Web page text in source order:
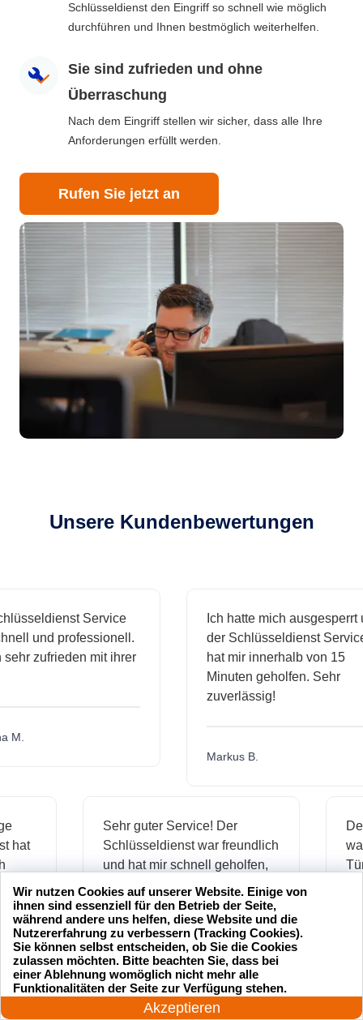
Schlüsseldienst den Eingriff so schnell wie möglich
durchführen und Ihnen bestmöglich weiterhelfen.
Sie sind zufrieden und ohne
Überraschung
Nach dem Eingriff stellen wir sicher, dass alle Ihre
Anforderungen erfüllt werden.
Rufen Sie jetzt an
Unsere Kundenbewertungen
Service
und professionell.
zufrieden mit ihrer
Ich hatte mich ausgesperrt und
der Schlüsseldienst Service
hat mir innerhalb von 15
Minuten geholfen. Sehr
zuverlässig!
Markus B.
hat
Sehr guter Service! Der
Schlüsseldienst war freundlich
und hat mir schnell geholfen,
als ich meine Schlüssel
verloren hatte.
Jonas M.
24 Stunden am Tag
Akzeptieren
Wir nutzen Cookies auf unserer Website. Einige von
ihnen sind essenziell für den Betrieb der Seite,
während andere uns helfen, diese Website und die
Nutzererfahrung zu verbessern (Tracking Cookies).
Sie können selbst entscheiden, ob Sie die Cookies
zulassen möchten. Bitte beachten Sie, dass bei
einer Ablehnung womöglich nicht mehr alle
Funktionalitäten der Seite zur Verfügung stehen.